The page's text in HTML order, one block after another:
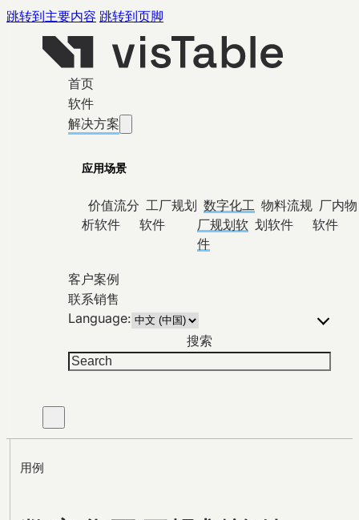
跳转到主要内容 跳转到页脚
首页
软件
解决方案
应用场景
价值流分
析软件
工厂规划
软件
数字化工
厂规划软
件
物料流规
划软件
厂内
软件
客户案例
联系销售
Language:
搜索
用例